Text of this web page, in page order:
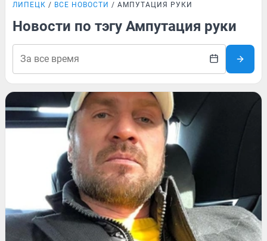
ЛИПЕЦК ВСЕ НОВОСТИ АМПУТАЦИЯ РУКИ
Новости по тэгу Ампутация руки